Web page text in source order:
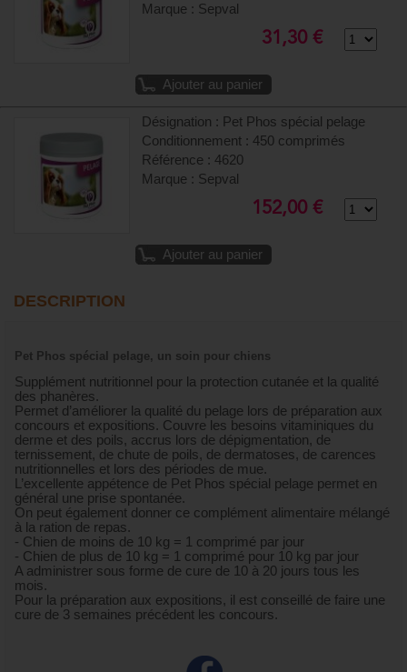
Marque : Sepval
31,30 €
Ajouter au panier
Désignation : Pet Phos spécial pelage
Conditionnement : 450 comprimés
Référence : 4620
Marque : Sepval
152,00 €
Ajouter au panier
DESCRIPTION
Pet Phos spécial pelage, un soin pour chiens
Supplément nutritionnel pour la protection cutanée et la qualité
des phanères.
Permet d’améliorer la qualité du pelage lors de préparation aux
concours et expositions. Couvre les besoins vitaminiques du
derme et des poils, accrus lors de dépigmentation, de
ternissement, de chute de poils, de dermatoses, de carences
nutritionnelles et lors des périodes de mue.
L’excellente appétence de Pet Phos spécial pelage permet en
général une prise spontanée.
On peut également donner ce complément alimentaire mélangé
à la ration de repas.
- Chien de moins de 10 kg = 1 comprimé par jour
- Chien de plus de 10 kg = 1 comprimé pour 10 kg par jour
A administrer sous forme de cure de 10 à 20 jours tous les
mois.
Pour la préparation aux expositions, il est conseillé de faire une
cure de 3 semaines précédent les concours.